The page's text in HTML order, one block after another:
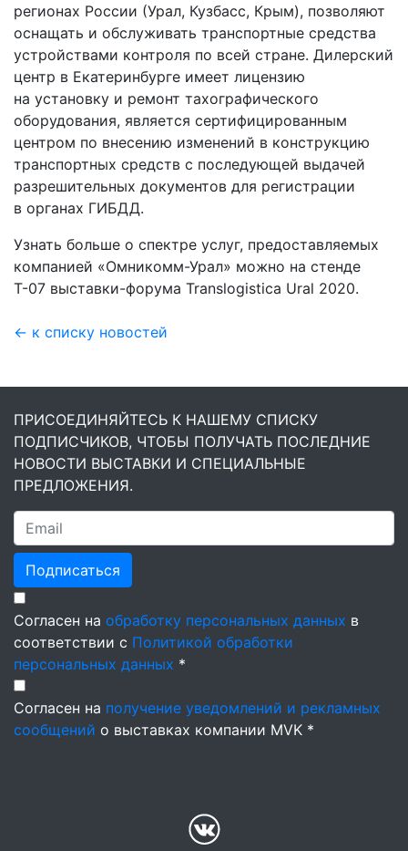
регионах России (Урал, Кузбасс, Крым), позволяют
оснащать и обслуживать транспортные средства
устройствами контроля по всей стране. Дилерский
центр в Екатеринбурге имеет лицензию
на установку и ремонт тахографического
оборудования, является сертифицированным
центром по внесению изменений в конструкцию
транспортных средств с последующей выдачей
разрешительных документов для регистрации
в органах ГИБДД.
Узнать больше о спектре услуг, предоставляемых
компанией «Омникомм-Урал» можно на стенде
Т-07 выставки-форума Translogistica Ural 2020.
← к списку новостей
ПРИСОЕДИНЯЙТЕСЬ К НАШЕМУ СПИСКУ
ПОДПИСЧИКОВ, ЧТОБЫ ПОЛУЧАТЬ ПОСЛЕДНИЕ
НОВОСТИ ВЫСТАВКИ И СПЕЦИАЛЬНЫЕ
ПРЕДЛОЖЕНИЯ.
Подписаться
Согласен на обработку персональных данных в
соответствии с Политикой обработки
персональных данных *
Согласен на получение уведомлений и рекламных
сообщений о выставках компании MVK *